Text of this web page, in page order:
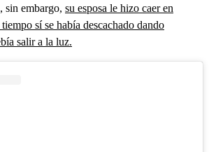
sin embargo, su esposa le hizo caer en
sí se había descachado dando
salir a la luz.